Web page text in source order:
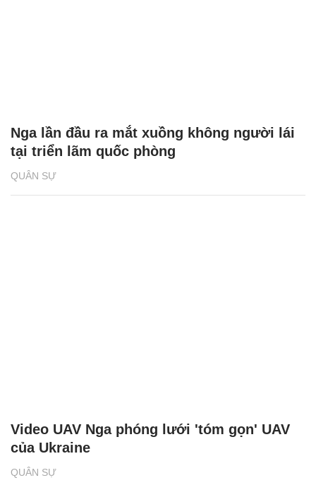
QUÂN SỰ
Nga lần đầu ra mắt xuồng không người lái
tại triển lãm quốc phòng
QUÂN SỰ
Video UAV Nga phóng lưới 'tóm gọn' UAV
của Ukraine